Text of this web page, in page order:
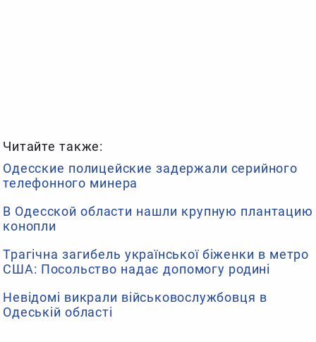
Читайте также:
Одесские полицейские задержали серийного
телефонного минера
В Одесской области нашли крупную плантацию
конопли
Трагічна загибель української біженки в метро
США: Посольство надає допомогу родині
Невідомі викрали військовослужбовця в
Одеській області